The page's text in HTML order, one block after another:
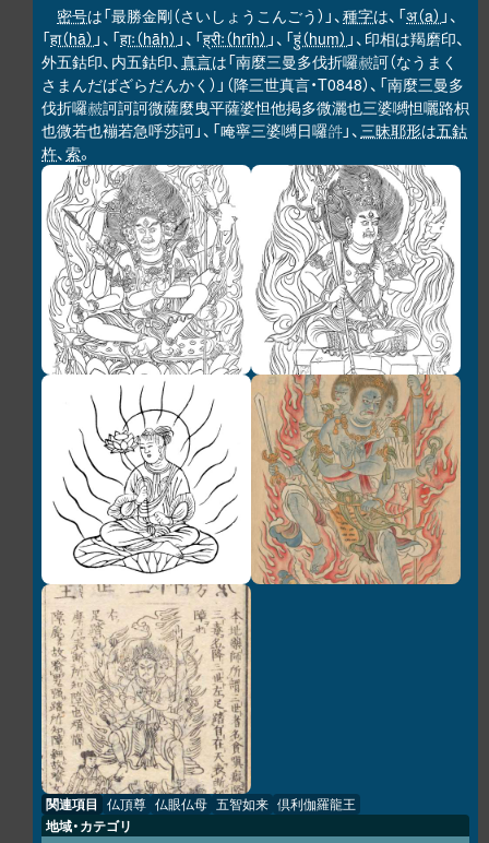
密号は「最勝金剛（さいしょうこんごう）」、種字は、「अ（a） 」、
「हा（hā） 」、「हाः（hāḥ） 」、「ह्रीः（hrīḥ） 」、「हुं（huṃ） 」、印相は羯磨印、
外五鈷印、内五鈷印、真言は「南麼三曼多伐折囉𧹞訶（なうまく
さまんだばざらだんかく）」（降三世真言・T0848）、「南麼三曼多
伐折囉𧹞訶訶訶微薩麼曳平薩婆怛他掲多微灑也三婆嚩怛囇路枳
也微若也䙖若急呼莎訶」、「唵寧三婆嚩日囉𤙖 」、三昧耶形は五鈷
杵、索。
関連項目 仏頂尊 仏眼仏母 五智如来 倶利伽羅龍王
地域・カテゴリ